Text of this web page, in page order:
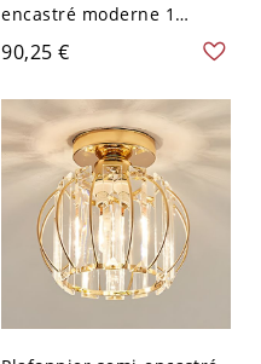
encastré moderne 1
lumière blanc - Blanc 110
V-120 V Fleur
90,25 €